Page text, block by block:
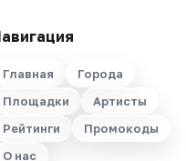
Главная
Города
Площадки
Артисты
Рейтинги
Промокоды
О нас